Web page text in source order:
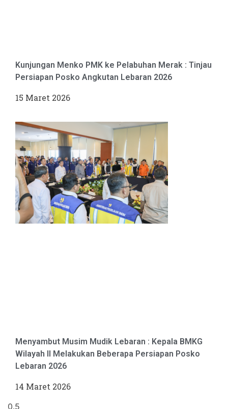
Kunjungan Menko PMK ke Pelabuhan Merak : Tinjau
Persiapan Posko Angkutan Lebaran 2026
15 Maret 2026
Menyambut Musim Mudik Lebaran : Kepala BMKG
Wilayah II Melakukan Beberapa Persiapan Posko
Lebaran 2026
14 Maret 2026